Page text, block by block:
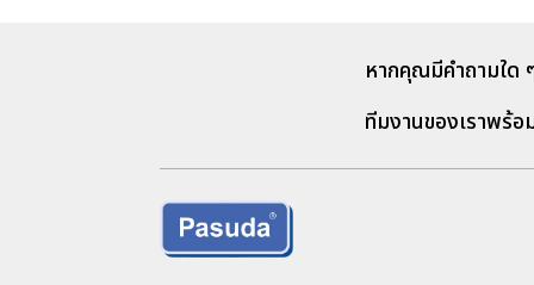
หากคุณมีคำถามใด
ทีมงานของเราพร้